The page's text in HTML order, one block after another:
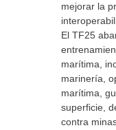
mejorar la
El TF25
marítima,
marinería,
marítima,
superficie,
contra